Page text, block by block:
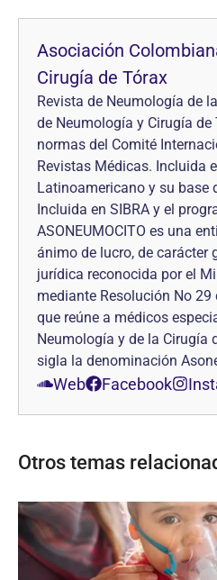
Asociación
Cirugía de Tórax
Revista de Neumología de
de Neumología y Cirugía
normas del Comité
Revistas Médicas. Incluida
Latinoamericano y su base
Incluida en SIBRA y el
ASONEUMOCITO es una
ánimo de lucro, de carácter
jurídica reconocida por el
mediante Resolución No 29
que reúne a médicos
Neumología y de la Cirugía
sigla la denominación
Web Facebook
Otros temas